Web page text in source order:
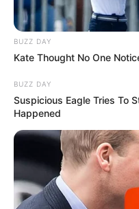
BUZZ DAY
Kate Thought No One
BUZZ DAY
Suspicious Eagle Tries To
Happened